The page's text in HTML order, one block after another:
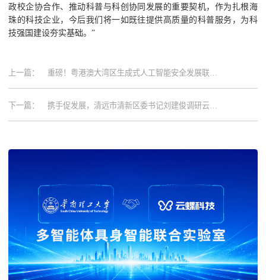
政校企协合作、推动科普与科创协同发展的重要契机，作为扎根海
珠的科技企业，今后我们将一如既往提供高质量的科普服务，为科
技强国建设夯实基础。”
上一篇：
重磅！粤港澳大湾区生成式人工智能安全发展联合
实验室揭
下一篇：
携手促发展，清远市清新区委书记刘建俊调研云蝶
科技